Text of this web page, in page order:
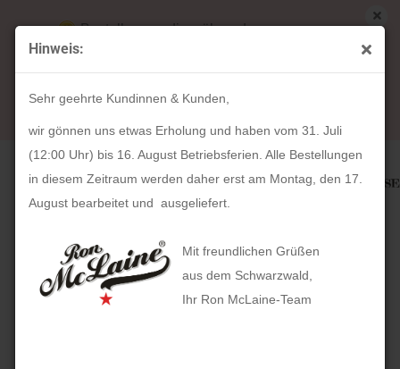
Hinweis:
Sehr geehrte Kundinnen & Kunden,
wir gönnen uns etwas Erholung und haben vom 31. Juli
(12:00 Uhr) bis 16. August Betriebsferien. Alle Bestellungen
in diesem Zeitraum werden daher erst am Montag, den 17.
August bearbeitet und ausgeliefert.
Mit freundlichen Grüßen
aus dem Schwarzwald,
Ihr Ron McLaine-Team
Bestellungen die während unserer
Betriebsferien (31. Juli ab 12:00 Uhr bis 16.
August) aufgegeben werden, werden ab Montag,
17. August bearbeitet und versendet.
« Erster « zurück
weiter »
Artikel in dieser Kategorie
Schmuckkassette Charmbox Merino Lederimitat (rot)